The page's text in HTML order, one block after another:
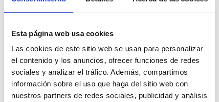
Esta página web usa cookies
Las cookies de este sitio web se usan para personalizar
el contenido y los anuncios, ofrecer funciones de redes
sociales y analizar el tráfico. Además, compartimos
información sobre el uso que haga del sitio web con
nuestros partners de redes sociales, publicidad y análisis
FAVOURITES